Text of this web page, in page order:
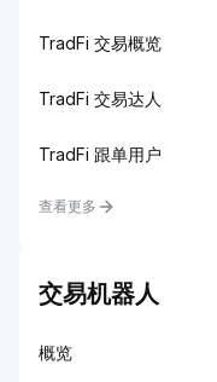
TradFi 交易概览
TradFi 交易达人
TradFi 跟单用户
查看更多
交易机器人
概览